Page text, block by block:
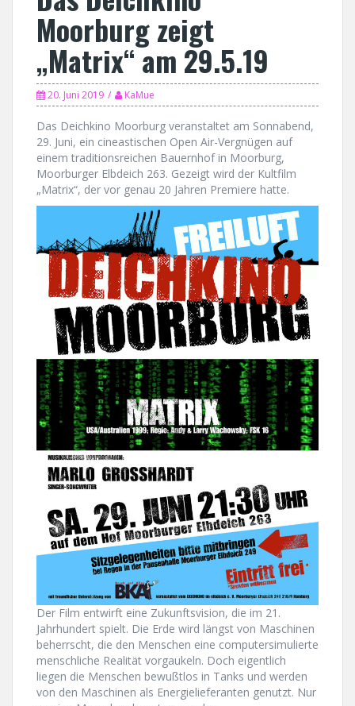
Moorburg zeigt
„Matrix“ am 29.5.19
20. Juni 2019 KaMue
Das Deichkino Moorburg veranstaltet am Sonnabend,
29. Juni, ein cineastischen Open Air-Vergnügen auf
einem traditionsreichen Bauernhof in Moorburg,
Moorburger Elbdeich 263. Gezeigt wird der Kultfilm
„Matrix“, der vor genau 20 Jahren Premiere hatte.
Der Film entwirft eine Zukunftsvision, die im 21.
Jahrhundert spielt. Die Erde wird längst von Maschinen
beherrscht, die den Menschen eine computersimulierte
menschliche Realität vorgaukeln. Doch eigentlich
liegen die Menschen bewußtlos in Tanks und werden
von den Maschinen als Energielieferanten genutzt. Nur